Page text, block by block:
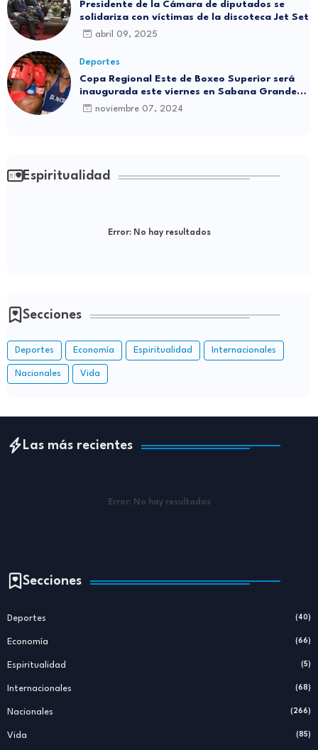
Presidente de la Cámara de diputados se
solidariza con víctimas de la discoteca Jet Set
abril 09, 2025
Deportes
Copa Regional Este de Boxeo Superior será
inaugurada este viernes en Sabana Grande
de Boyá
noviembre 07, 2024
Espiritualidad
Error:No hay resultados
Secciones
Deportes Economía Espiritualidad Internacionales
Nacionales Vida
Las más recientes
Error: No hay resultados
Secciones
Deportes (40)
Economía (66)
Espiritualidad (5)
Internacionales (68)
Nacionales (266)
Vida (85)